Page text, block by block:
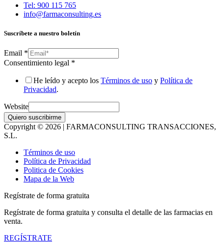
Tel: 900 115 765
info@farmaconsulting.es
Suscríbete a nuestro boletín
Email *
Consentimiento legal *
He leído y acepto los Términos de uso y Política de
Privacidad.
Website
Quiero suscribirme
Copyright © 2026 | FARMACONSULTING TRANSACCIONES,
S.L.
Términos de uso
Política de Privacidad
Politica de Cookies
Mapa de la Web
Regístrate de forma gratuita
Regístrate de forma gratuita y consulta el detalle de las farmacias en
venta.
REGÍSTRATE